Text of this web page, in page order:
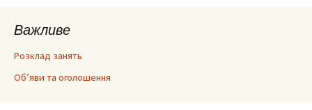
Важливе
Розклад занять
Об’яви та оголошення